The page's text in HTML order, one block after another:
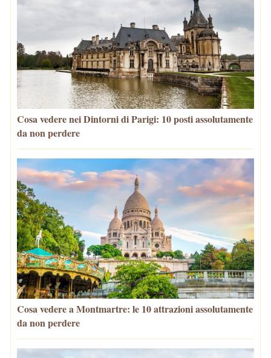
Cosa vedere nei Dintorni di Parigi: 10 posti assolutamente
da non perdere
Cosa vedere a Montmartre: le 10 attrazioni assolutamente
da non perdere